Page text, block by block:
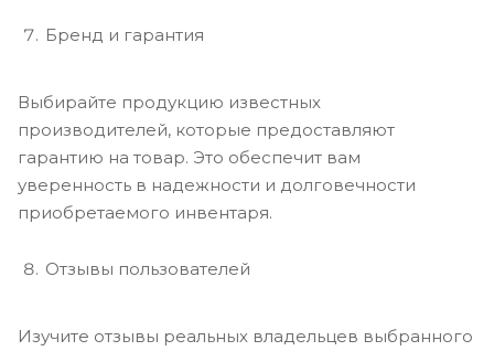
Бренд и гарантия
Выбирайте продукцию известных
производителей, которые предоставляют
гарантию на товар. Это обеспечит вам
уверенность в надежности и долговечности
приобретаемого инвентаря.
Отзывы пользователей
Изучите отзывы реальных владельцев выбранного